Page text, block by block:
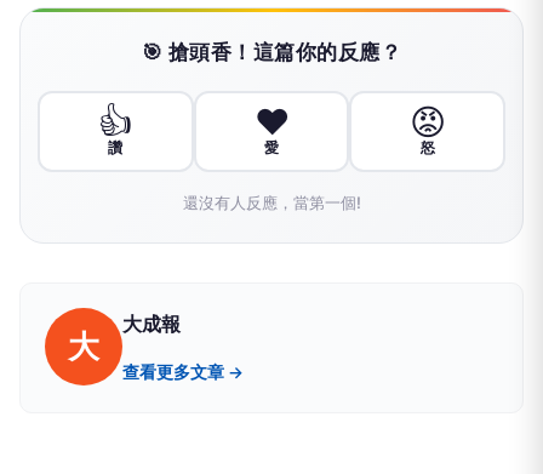
🎯 搶頭香！這篇你的反應？
👍
讚
❤️
愛
😡
怒
還沒有人反應，當第一個!
大
大成報
查看更多文章 →